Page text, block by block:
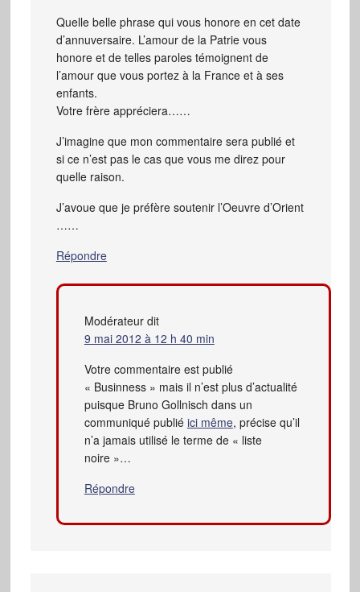
Quelle belle phrase qui vous honore en cet date
d’annuversaire. L’amour de la Patrie vous
honore et de telles paroles témoignent de
l’amour que vous portez à la France et à ses
enfants.
Votre frère appréciera……
J’imagine que mon commentaire sera publié et
si ce n’est pas le cas que vous me direz pour
quelle raison.
J’avoue que je préfère soutenir l’Oeuvre d’Orient
……
Répondre
Modérateur dit
9 mai 2012 à 12 h 40 min
Votre commentaire est publié
« Businness » mais il n’est plus d’actualité
puisque Bruno Gollnisch dans un
communiqué publié ici même, précise qu’il
n’a jamais utilisé le terme de « liste
noire »…
Répondre